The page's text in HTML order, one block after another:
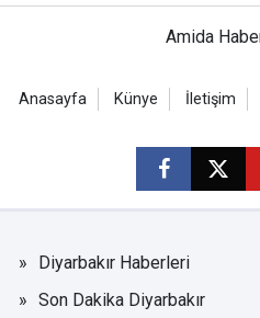
Amida
Anasayfa Künye İletişim
Diyarbakır Haberleri
Son Dakika Diyarbakır